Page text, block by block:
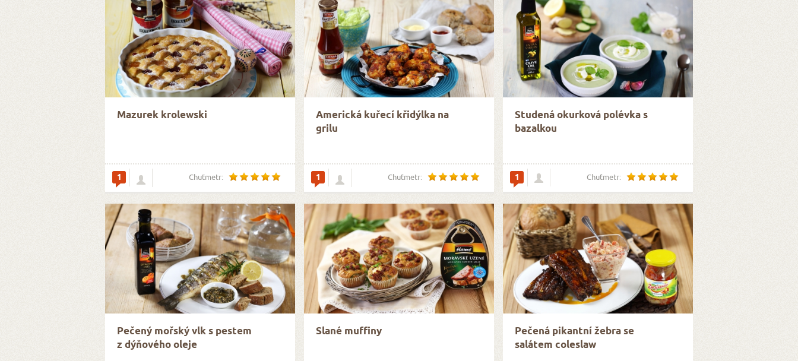
Mazurek krolewski
1 Chuťmetr:
Americká kuřecí křidýlka na
grilu
1 Chuťmetr:
Studená okurková polévka s
bazalkou
1 Chuťmetr:
Pečený mořský vlk s pestem
z dýňového oleje
Slané muffiny
Pečená pikantní žebra se
salátem coleslaw